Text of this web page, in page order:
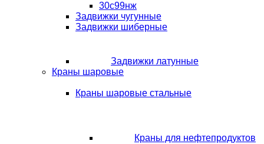
30с99нж
Задвижки чугунные
Задвижки шиберные
Задвижки латунные
Краны шаровые
Краны шаровые стальные
Краны для нефтепродуктов